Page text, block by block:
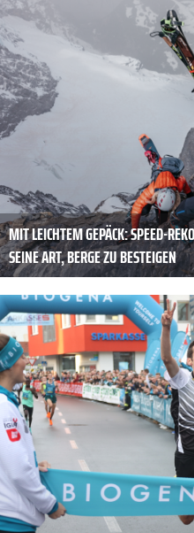
MIT LEICHTEM GEPÄCK: SPEED-
SEINE ART, BERGE ZU BESTEIGEN